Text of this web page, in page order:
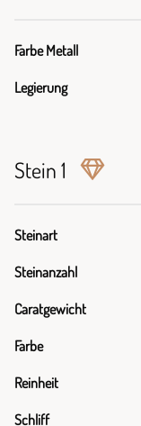
Farbe Metall
Legierung
Stein 1
Steinart
Steinanzahl
Caratgewicht
Farbe
Reinheit
Schliff